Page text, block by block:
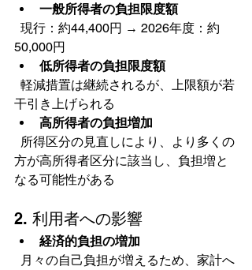
一般所得者の負担限度額
50,000円
低所得者の負担限度額
干引き上げられる
高所得者の負担増加
方が高所得者区分に該当し、負担増と
なる可能性がある
2. 利用者への影響
経済的負担の増加